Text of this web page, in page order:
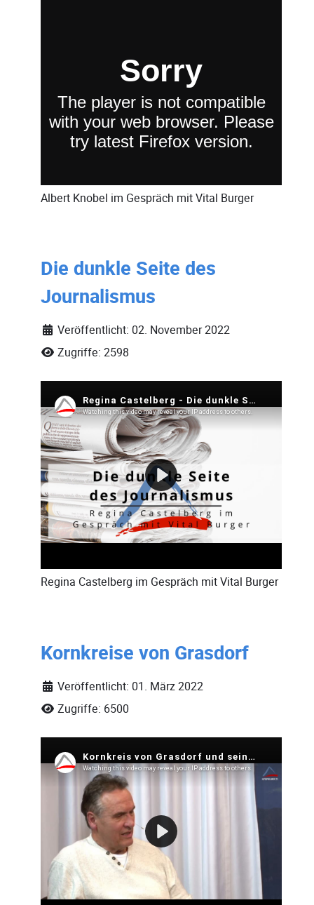
Albert Knobel im Gespräch mitVital Burger
Die dunkle Seite des
Journalismus
Veröffentlicht: 02. November 2022
Zugriffe: 2598
Regina Castelberg im Gespräch mitVital Burger
Kornkreise von Grasdorf
Veröffentlicht: 01. März 2022
Zugriffe: 6500